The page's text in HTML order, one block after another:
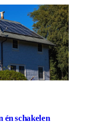
én schakelen